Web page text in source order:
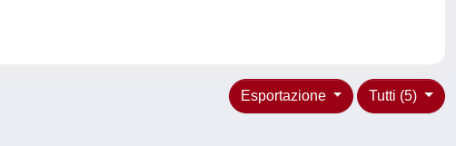
Tutti (5)
Esportazione